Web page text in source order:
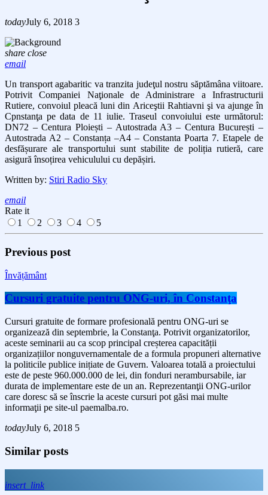
todayJuly 6, 2018 3
share close
email
Un transport agabaritic va tranzita judeţul nostru săptămâna viitoare.
Potrivit Companiei Naţionale de Administrare a Infrastructurii
Rutiere, convoiul pleacă luni din Ariceştii Rahtiavni şi va ajunge în
Cpnstanţa pe data de 11 iulie. Traseul convoiului este următorul:
DN72 – Centura Ploiești – Autostrada A3 – Centura București –
Autostrada A2 – Constanța –A4 – Constanta Poarta 7. Etapele de
desfășurare ale transportului sunt stabilite de poliția rutieră, care
asigură însoțirea vehiculului cu depășiri.
Written by: Stiri Radio Sky
email
Rate it
1
2 3 4 5
Previous post
Învățământ
Cursuri gratuite pentru ONG-uri, în Constanţa
Cursuri gratuite de formare profesională pentru ONG-uri se
organizează din septembrie, la Constanţa. Potrivit organizatorilor,
aceste seminarii au ca scop principal creșterea capacității
organizațiilor nonguvernamentale de a formula propuneri alternative
la politicile publice inițiate de Guvern. Valoarea totală a proiectului
este de peste 960.000.000 de lei, din fonduri nerambursabile, iar
durata de implementare este de un an. Reprezentanţii ONG-urilor
care doresc să se înscrie la aceste cursuri pot găsi mai multe
informaţii pe site-ul paemalba.ro.
todayJuly 6, 2018 5
Similar posts
insert_link